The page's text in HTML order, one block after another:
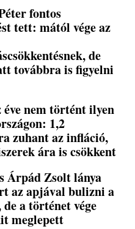
fontos
tett: mától vége az
de
továbbra is figyelni
nem történt ilyen
1,2
zuhant az infláció,
ára is csökkent
Árpád Zsolt lánya
az apjával bulizni a
de a történet vége
meglepett